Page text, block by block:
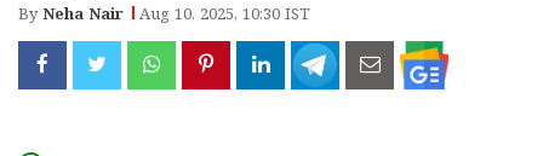
ByNeha Nair Aug 10, 2025, 10:30 IST